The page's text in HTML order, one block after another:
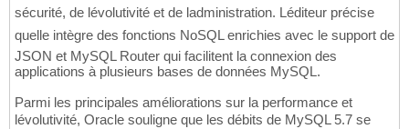
sécurité, de lévolutivité et de ladministration. Léditeur précise
quelle intègre des fonctions NoSQL enrichies avec le support de
JSON et MySQL Router qui facilitent la connexion des
applications à plusieurs bases de données MySQL.
Parmi les principales améliorations sur la performance et
lévolutivité, Oracle souligne que les débits de MySQL 5.7 se